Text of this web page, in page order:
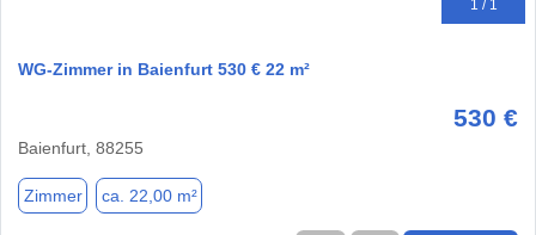
1 / 1
WG-Zimmer in Baienfurt 530 € 22 m²
530 €
Baienfurt, 88255
Zimmer ca. 22,00 m²